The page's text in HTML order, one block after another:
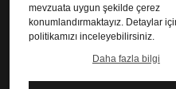
mevzuata uygun şekilde çerez
konumlandırmaktayız. Detaylar
politikamızı inceleyebilirsiniz.
Daha fazla bilgi
E-Bülten aboneliği ile haberlere